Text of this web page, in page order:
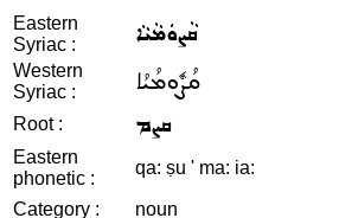
Eastern
Syriac :
ܩܵܨܘܿܡܵܝܵܐ
Western
Syriac :
ܩܳܨܽܘܡܳܝܳܐ
Root : ܩܨܡ
Eastern
phonetic :
qa: ṣu ' ma: ia:
Category :
noun